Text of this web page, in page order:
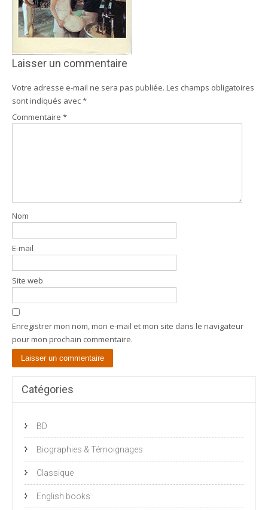
Laisser un commentaire
Votre adresse e-mail ne sera pas publiée. Les champs obligatoires
sont indiqués avec*
Commentaire *
Nom
E-mail
Site web
Enregistrer mon nom, mon e-mail et mon site dans le navigateur
pour mon prochain commentaire.
Catégories
BD
Biographies & Témoignages
Classique
English books